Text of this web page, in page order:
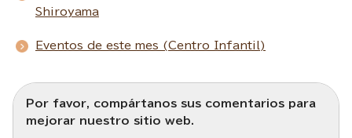
Shiroyama
Eventos de este mes (Centro Infantil)
Por favor, compártanos sus comentarios para
mejorar nuestro sitio web.